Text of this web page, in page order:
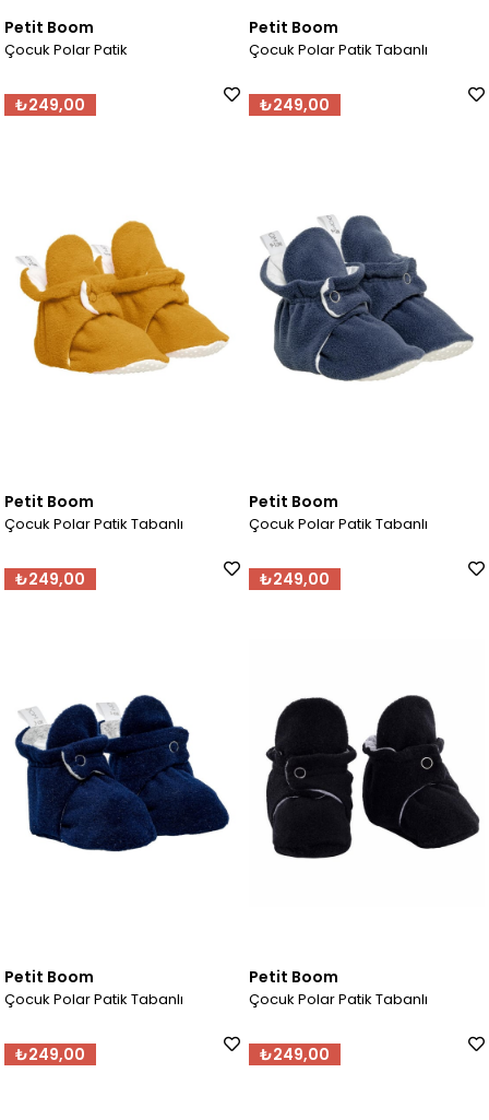
Petit Boom
Çocuk Polar Patik
₺249,00
Petit Boom
Çocuk Polar Patik Tabanlı
₺249,00
Petit Boom
Çocuk Polar Patik Tabanlı
₺249,00
Petit Boom
Çocuk Polar Patik Tabanlı
₺249,00
Petit Boom
Çocuk Polar Patik Tabanlı
₺249,00
Petit Boom
Çocuk Polar Patik Tabanlı
₺249,00